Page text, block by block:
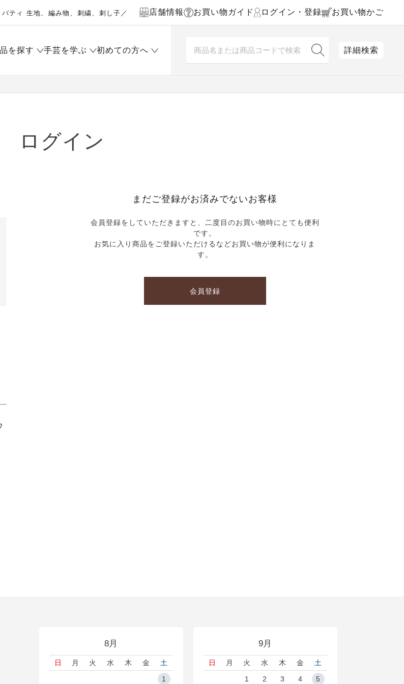
バティ 生地、編み物、刺繍、刺し子／ 店舗情報 お買い物ガイド ログイン・登録 お買い物かご
を探す 手芸を学ぶ 初めての方へ 詳細検索
ログイン
まだご登録がお済みでないお客様
会員登録をしていただきますと、二度目のお買い物時にとても便利
です。
お気に入り商品をご登録いただけるなどお買い物が便利になりま
す。
会員登録
8月
日 月 火 水 木 金
土
1
9月
日 月 火 水 木 金
土
1
2 3 4 5